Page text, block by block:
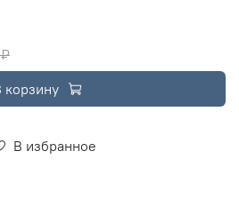
В избранное
корзину